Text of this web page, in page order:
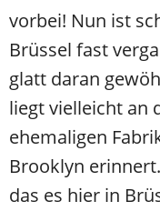
vorbei! Nun ist
Brüssel fast
glatt daran
liegt vielleicht an
ehemaligen
Brooklyn
das es hier in